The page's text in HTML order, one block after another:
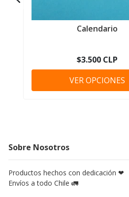
Calendario
$3.500 CLP
VER OPCIONES
Sobre Nosotros
Productos hechos con dedicación ❤
Envíos a todo Chile 🚛